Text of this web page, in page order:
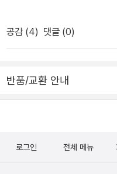
(주영사, 2019)* 조지 엘리엇
다의(多義)헨리 엘리 / 김설자 8. 버지니아 울프(Virginia Wo
의 힘베스 리겔 도허티 / 장옥경 9. 아이리스 머독(Iris
는데, 브론테의 소설 ‘제인에
여러 모로 많은 빚을 지고 있
를 다시 보게 된 사연이다.
사의 표기규범인걸 어쩌랴.
전에 시공사에서도 <미친 사
서는 <만 시게모토 소장의 어머니
에서 번역됐다. 213번째 세계
의 정서가 잘 반영된 작품이
접하는 작품이다. 꽤 구미가
는 느낌이다. 을유에서는 <
공감 (4) 댓글 (0)
반품/교환 안내
로그인 전체 메뉴